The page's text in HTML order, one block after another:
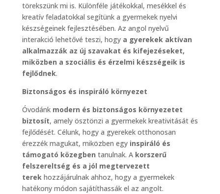
törekszünk mi is. Különféle játékokkal, mesékkel és
kreatív feladatokkal segítünk a gyermekek nyelvi
készségeinek fejlesztésében. Az angol nyelvű
interakció lehetővé teszi, hogy a gyerekek aktívan
alkalmazzák az új szavakat és kifejezéseket,
miközben a szociális és érzelmi készségeik is
fejlődnek.
Biztonságos és inspiráló környezet
Óvodánk modern és biztonságos környezetet
biztosít, amely ösztönzi a gyermekek kreativitását és
fejlődését. Célunk, hogy a gyerekek otthonosan
érezzék magukat, miközben egy inspiráló és
támogató közegben tanulnak. A korszerű
felszereltség és a jól megtervezett
terek hozzájárulnak ahhoz, hogy a gyermekek
hatékony módon sajátíthassák el az angolt.